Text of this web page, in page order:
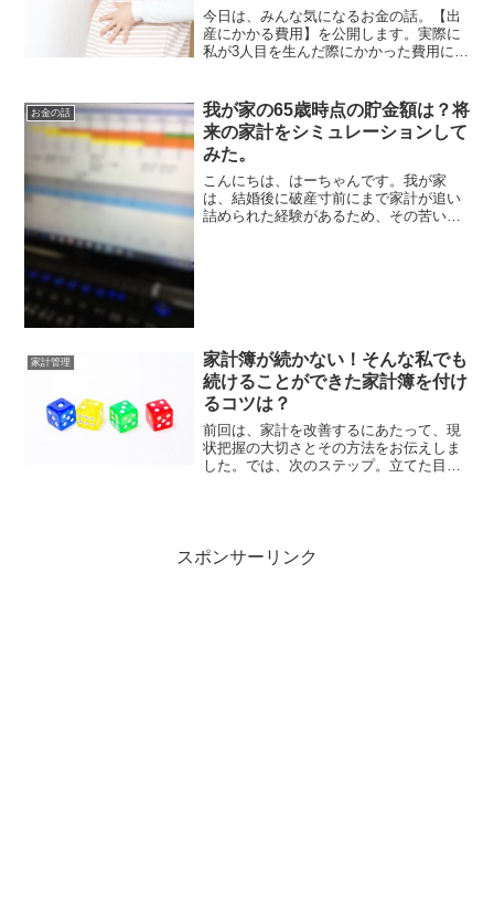
今日は、みんな気になるお金の話。【出
産にかかる費用】を公開します。実際に
私が3人目を生んだ際にかかった費用にな
を控えている方の参考になれば嬉しいで
す。それでは、どうぞ〜...
お金の話
我が家の65歳時点の貯金額は？将
来の家計をシミュレーションして
みた。
こんにちは、はーちゃんです。我が家
は、結婚後に破産寸前にまで家計が追い
詰められた経験があるため、その苦い経
家計管理
家計簿が続かない！そんな私でも
続けることができた家計簿を付け
るコツは？
前回は、家計を改善するにあたって、現
状把握の大切さとその方法をお伝えしま
した。では、次のステップ。立てた目標
スポンサーリンク